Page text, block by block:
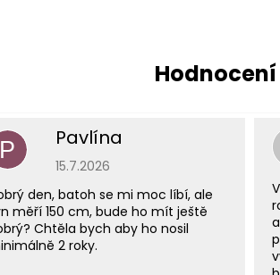
P Pavlína
Hodnocení obchodu je 5 z 5
15.7.2026
den, batoh se mi moc líbí, ale
měří 150 cm, bude ho mít ještě
Chtěla bych aby ho nosil
2 roky.